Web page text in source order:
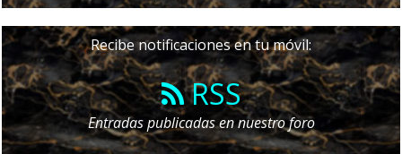
Recibe notificaciones en tu móvil:
RSS
Entradas publicadas en nuestro foro